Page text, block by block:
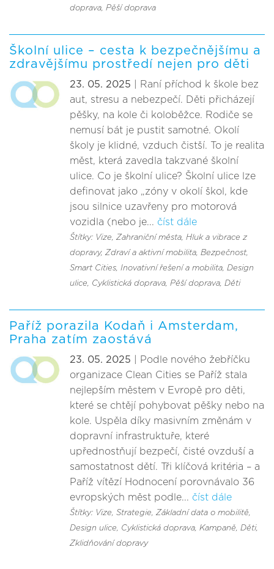
doprava, Pěší doprava
Školní ulice – cesta k bezpečnějšímu a
zdravějšímu prostředí nejen pro děti
23. 05. 2025 | Raní příchod k škole bez
aut, stresu a nebezpečí. Děti přicházejí
pěšky, na kole či koloběžce. Rodiče se
nemusí bát je pustit samotné. Okolí
školy je klidné, vzduch čistší. To je realita
měst, která zavedla takzvané školní
ulice. Co je školní ulice? Školní ulice lze
definovat jako „zóny v okolí škol, kde
jsou silnice uzavřeny pro motorová
vozidla (nebo je... číst dále
Štítky: Vize, Zahraniční města, Hluk a vibrace z
dopravy, Zdraví a aktivní mobilita, Bezpečnost,
Smart Cities, Inovativní řešení a mobilita, Design
ulice, Cyklistická doprava, Pěší doprava, Děti
Paříž porazila Kodaň i Amsterdam,
Praha zatím zaostává
23. 05. 2025 | Podle nového žebříčku
organizace Clean Cities se Paříž stala
nejlepším městem v Evropě pro děti,
které se chtějí pohybovat pěšky nebo na
kole. Uspěla díky masivním změnám v
dopravní infrastruktuře, které
upřednostňují bezpečí, čisté ovzduší a
samostatnost dětí. Tři klíčová kritéria – a
Paříž vítězí Hodnocení porovnávalo 36
evropských měst podle... číst dále
Štítky: Vize, Strategie, Základní data o mobilitě,
Design ulice, Cyklistická doprava, Kampaně, Děti,
Zklidňování dopravy